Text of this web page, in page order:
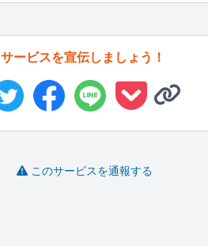
サービスを宣伝しましょう！
このサービスを通報する